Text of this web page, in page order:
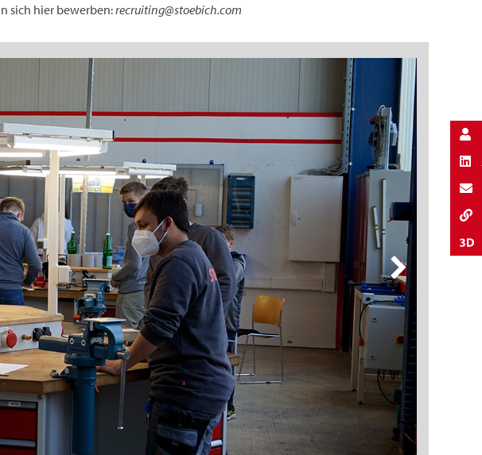
sich hier bewerben:recruiting@stoebich.com